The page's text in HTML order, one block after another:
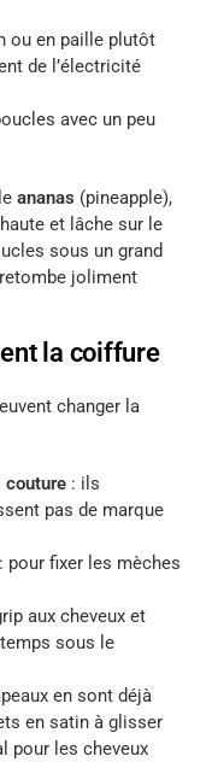
ou en paille plutôt
de l’électricité
avec un peu
le ananas (pineapple),
et lâche sur le
sous un grand
joliment
la coiffure
changer la
couture : ils
pas de marque
: pour fixer les mèches
aux cheveux et
sous le
en sont déjà
en satin à glisser
pour les cheveux